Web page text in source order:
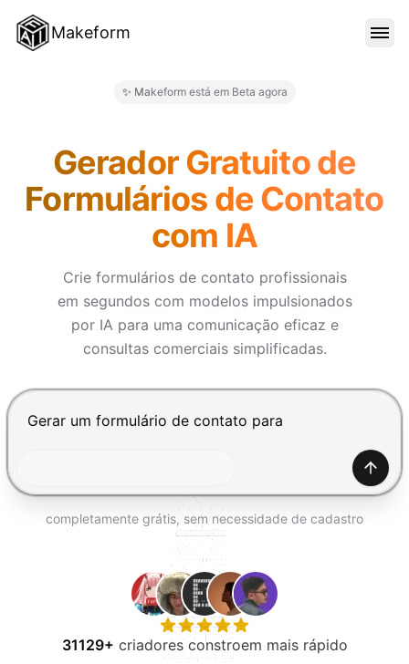
Makeform
BLOG
PREÇO
ENTRAR
EXPERIMENTE GRÁTIS
✨ Makeform está em Beta agora
Gerador Gratuito de
Formulários de Contato
com IA
Crie formulários de contato profissionais
em segundos com modelos impulsionados
por IA para uma comunicação eficaz e
consultas comerciais simplificadas.
Pressione Enter para enviar, Shift+Enter para
Gerar
completamente grátis, sem necessidade de cadastro
31129+ criadores constroem mais rápido